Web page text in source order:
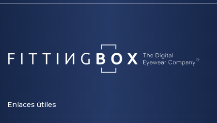
Enlaces útiles